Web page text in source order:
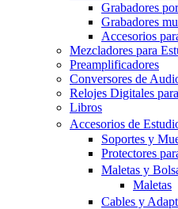
Grabadores
Grabadores
Accesorios
Mezcladores para
Preamplificadores
Conversores de
Relojes Digitales
Libros
Accesorios de
Soportes y
Protectores
Maletas y
Maletas
Cables y